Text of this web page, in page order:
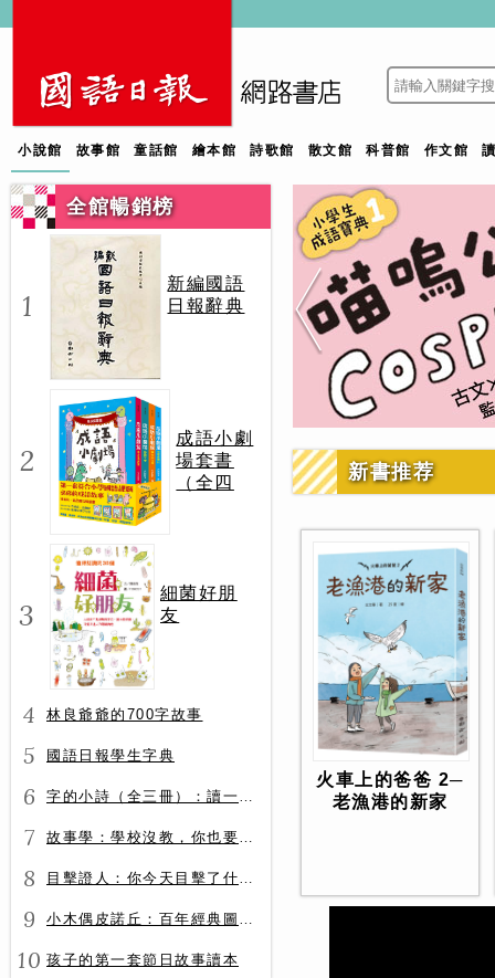
小說館 故事館 童話館 繪本館 詩歌館 散文館 科普館 作文館
全館暢銷榜
1
新編國語
日報辭典
2
成語小劇
場套書
（全四
3
細菌好朋
友
4 林良爺爺的700字故事
5 國語日報學生字典
6 字的小詩（全三冊）：讀一首詩，交一個字朋友（字字小宇宙+字字看心情+字字有意思）
7 故事學：學校沒教，你也要會的表達力
8 目擊證人：你今天目擊了什麼？
9 小木偶皮諾丘：百年經典圖文全譯版
10 孩子的第一套節日故事讀本
新書推荐
火車上的爸爸 2─
老漁港的新家